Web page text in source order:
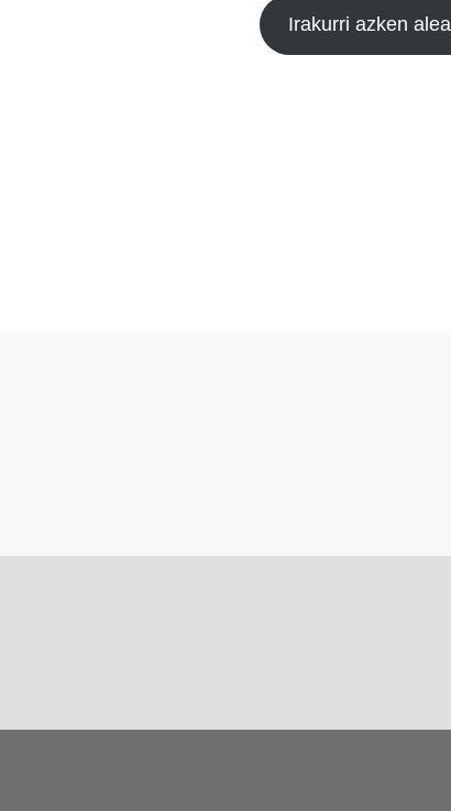
Irakurri azken alea